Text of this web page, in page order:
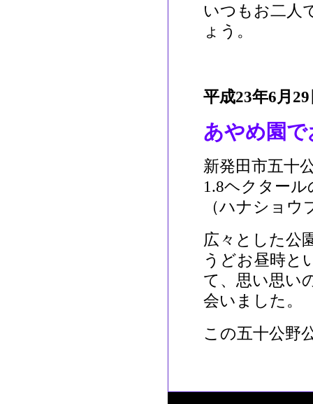
いつもお二人
ょう。
平成23年6月
あやめ園
新発田市五十
1.8ヘクター
（ハナショ
広々とした公
うどお昼時と
て、思い思い
会いました。
この五十公野